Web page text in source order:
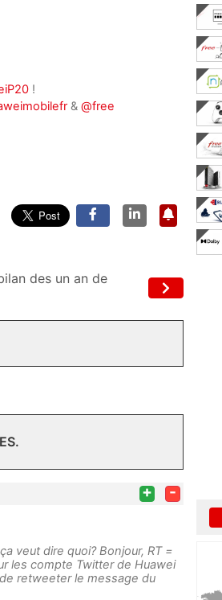
!
& @free
des un an de
+ -
veut dire quoi? Bonjour, RT =
les compte Twitter de Huawei
retweeter le message du